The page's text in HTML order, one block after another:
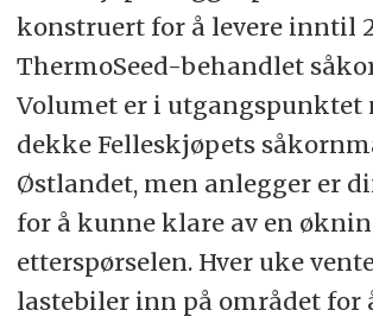
konstruert for å levere inntil
ThermoSeed-behandlet
Volumet er i utgangspunktet
dekke Felleskjøpets
Østlandet, men anlegger er
for å kunne klare av en
etterspørselen. Hver uke
lastebiler inn på området for